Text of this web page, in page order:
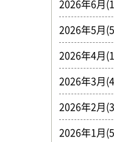
2026年6月
2026年5月
2026年4月
2026年3月
2026年2月
2026年1月